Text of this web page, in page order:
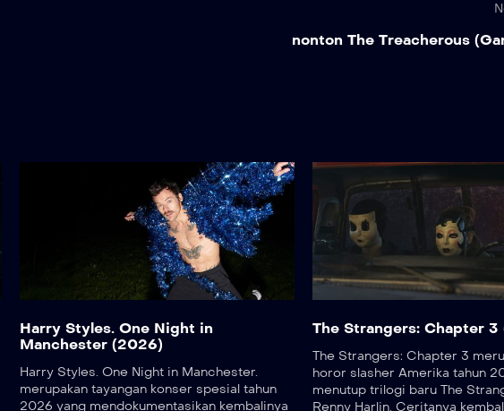
nonton The Treacherous
Harry Styles. One Night in
Manchester (2026)
Harry Styles. One Night in Manchester.
merupakan tayangan konser spesial tahun
2026 yang mendokumentasikan kembalinya
The Strangers: Chapter
The Strangers: Chapter 3
horor slasher Amerika tahun
menutup trilogi baru The
Renny Harlin. Ceritanya